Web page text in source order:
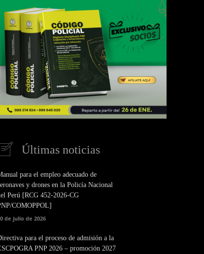
Últimas noticias
para el empleo adecuado de
y drones en la Policía Nacional
Perú [RCG 452-2026-CG
COMOPPOL]
de julio de 2026
para el proceso de admisión a la
PNP 2026 – promoción 2027